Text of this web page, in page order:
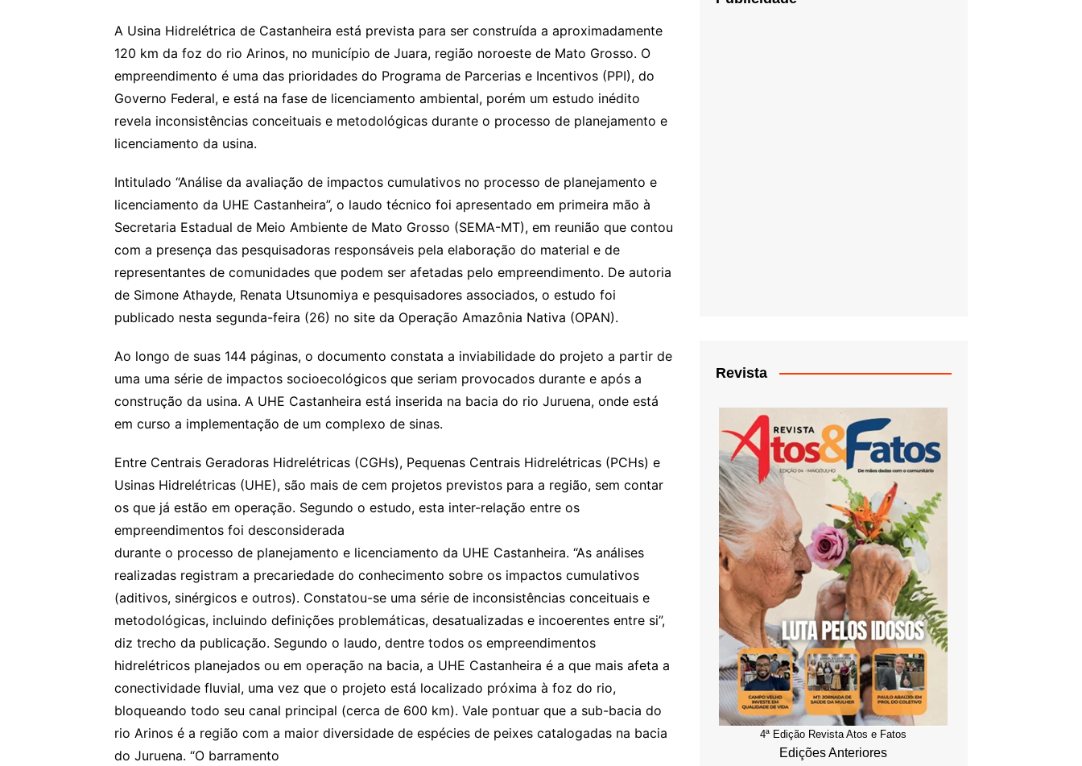
A Usina Hidrelétrica de Castanheira está prevista para ser construída a aproximadamente
120 km da foz do rio Arinos, no município de Juara, região noroeste de Mato Grosso. O
empreendimento é uma das prioridades do Programa de Parcerias e Incentivos (PPI), do
Governo Federal, e está na fase de licenciamento ambiental, porém um estudo inédito
revela inconsistências conceituais e metodológicas durante o processo de planejamento e
licenciamento da usina.
Intitulado “Análise da avaliação de impactos cumulativos no processo de planejamento e
licenciamento da UHE Castanheira”, o laudo técnico foi apresentado em primeira mão à
Secretaria Estadual de Meio Ambiente de Mato Grosso (SEMA-MT), em reunião que contou
com a presença das pesquisadoras responsáveis pela elaboração do material e de
representantes de comunidades que podem ser afetadas pelo empreendimento. De autoria
de Simone Athayde, Renata Utsunomiya e pesquisadores associados, o estudo foi
publicado nesta segunda-feira (26) no site da Operação Amazônia Nativa (OPAN).
Ao longo de suas 144 páginas, o documento constata a inviabilidade do projeto a partir de
uma uma série de impactos socioecológicos que seriam provocados durante e após a
construção da usina. A UHE Castanheira está inserida na bacia do rio Juruena, onde está
em curso a implementação de um complexo de sinas.
Entre Centrais Geradoras Hidrelétricas (CGHs), Pequenas Centrais Hidrelétricas (PCHs) e
Usinas Hidrelétricas (UHE), são mais de cem projetos previstos para a região, sem contar
os que já estão em operação. Segundo o estudo, esta inter-relação entre os
empreendimentos foi desconsiderada
durante o processo de planejamento e licenciamento da UHE Castanheira. “As análises
realizadas registram a precariedade do conhecimento sobre os impactos cumulativos
(aditivos, sinérgicos e outros). Constatou-se uma série de inconsistências conceituais e
metodológicas, incluindo definições problemáticas, desatualizadas e incoerentes entre si”,
diz trecho da publicação. Segundo o laudo, dentre todos os empreendimentos
hidrelétricos planejados ou em operação na bacia, a UHE Castanheira é a que mais afeta a
conectividade fluvial, uma vez que o projeto está localizado próxima à foz do rio,
bloqueando todo seu canal principal (cerca de 600 km). Vale pontuar que a sub-bacia do
rio Arinos é a região com a maior diversidade de espécies de peixes catalogadas na bacia
do Juruena. “O barramento
Revista
4ª Edição Revista Atos e Fatos
Edições Anteriores